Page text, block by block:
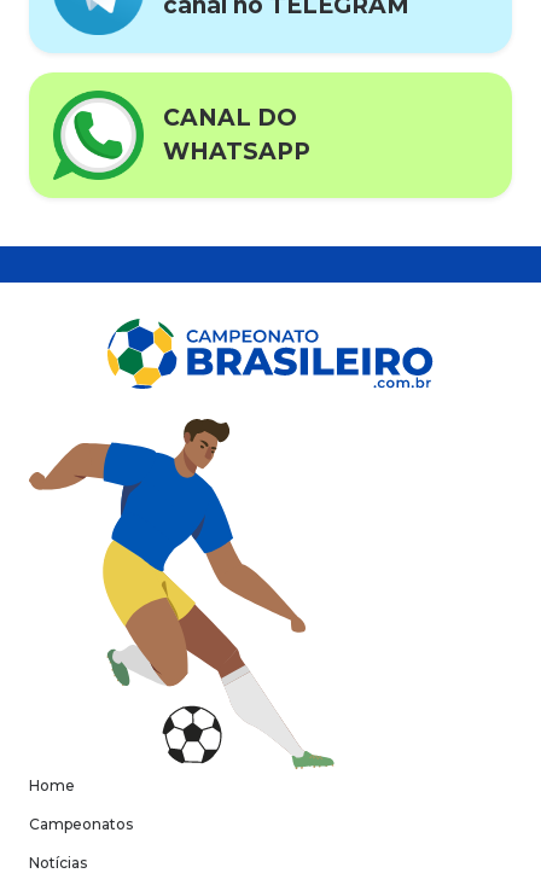
canal no TELEGRAM
CANAL DO
WHATSAPP
Home
Campeonatos
Notícias